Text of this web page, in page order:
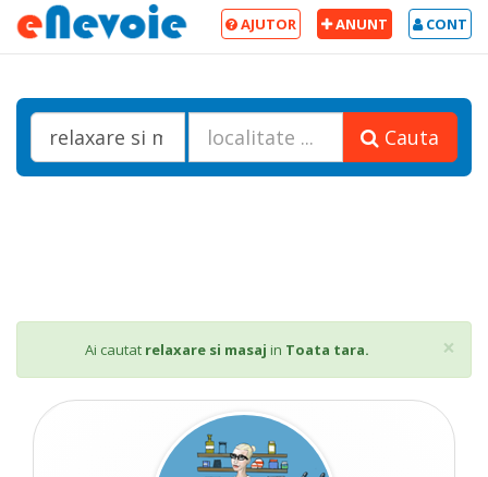
CONT
ANUNT
AJUTOR
Cauta
×
Ai cautat relaxare si masaj in Toata tara.